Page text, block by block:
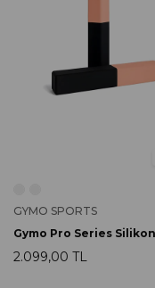
GYMO SPORTS
2.099,00 TL